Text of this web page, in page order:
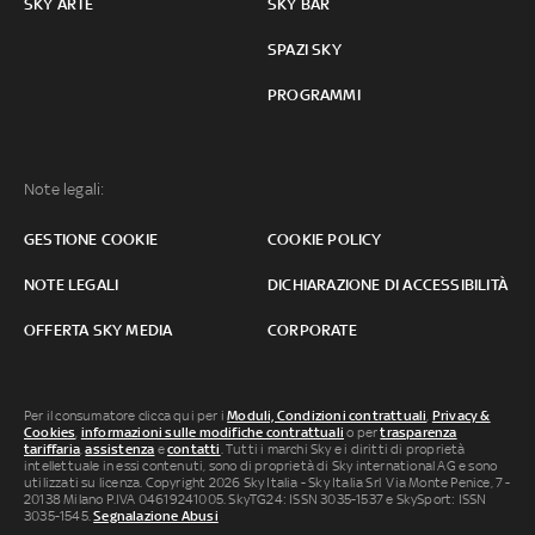
SKY ARTE SKY BAR
SPAZI SKY
PROGRAMMI
Note legali:
GESTIONE COOKIE COOKIE POLICY
NOTE LEGALI DICHIARAZIONE DI ACCESSIBILITÀ
OFFERTA SKY MEDIA CORPORATE
Per il consumatore clicca qui per iModuli, Condizioni contrattuali, Privacy &
Cookies, informazioni sulle modifiche contrattuali o pertrasparenza
tariffaria,assistenza econtatti. Tutti i marchi Sky e i diritti di proprietà
intellettuale in essi contenuti, sono di proprietà di Sky international AG e sono
utilizzati su licenza. Copyright 2026 Sky Italia - Sky Italia Srl Via Monte Penice, 7 -
20138 Milano P.IVA 04619241005. SkyTG24: ISSN 3035-1537 e SkySport: ISSN
3035-1545.Segnalazione Abusi